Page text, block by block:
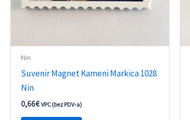
Nin
Suvenir Magnet Kameni Markica 1028
Nin
0,66€ VPC (bez PDV-a)